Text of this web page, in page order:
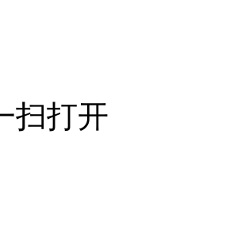
扫打开